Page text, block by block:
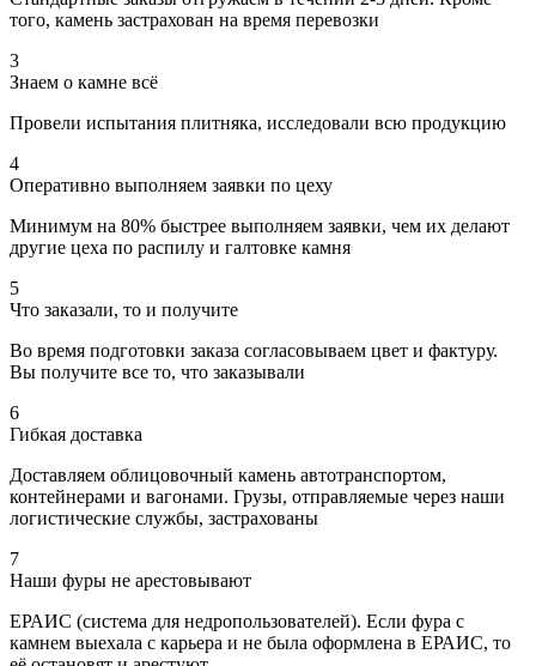
того, камень застрахован на время перевозки
3
Знаем о камне всё
Провели испытания плитняка, исследовали всю продукцию
4
Оперативно выполняем заявки по цеху
Минимум на 80% быстрее выполняем заявки, чем их делают
другие цеха по распилу и галтовке камня
5
Что заказали, то и получите
Во время подготовки заказа согласовываем цвет и фактуру.
Вы получите все то, что заказывали
6
Гибкая доставка
Доставляем облицовочный камень автотранспортом,
контейнерами и вагонами. Грузы, отправляемые через наши
логистические службы, застрахованы
7
Наши фуры не арестовывают
ЕРАИС (система для недропользователей). Если фура с
камнем выехала с карьера и не была оформлена в ЕРАИС, то